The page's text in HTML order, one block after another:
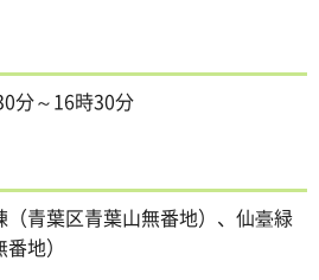
分～16時30分
青葉区青葉山無番地）、仙臺緑
地）